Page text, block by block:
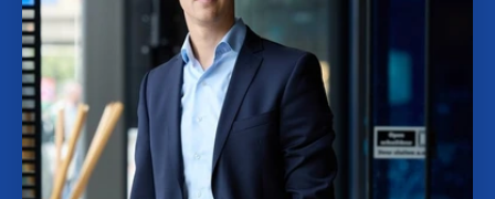
Kontakt
DK